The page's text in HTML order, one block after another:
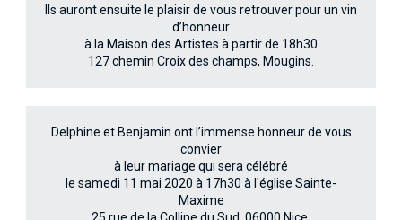
Ils auront ensuite le plaisir de vous retrouver pour un vin
d’honneur
à la Maison des Artistes à partir de 18h30
127 chemin Croix des champs, Mougins.
Delphine et Benjamin ont l’immense honneur de vous
convier
à leur mariage qui sera célébré
le samedi 11 mai 2020 à 17h30 à l'église Sainte-
Maxime